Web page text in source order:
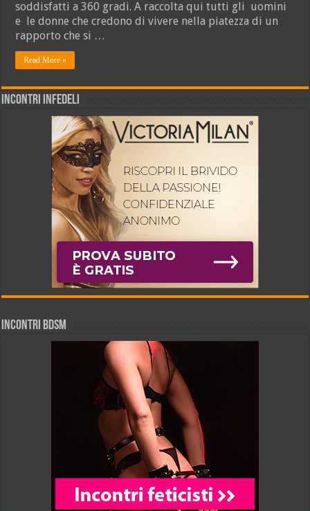
soddisfatti a 360 gradi. A raccolta qui tutti gli uomini
e le donne che credono di vivere nella piatezza di un
rapporto che si …
Read More »
INCONTRI INFEDELI
INCONTRI BDSM